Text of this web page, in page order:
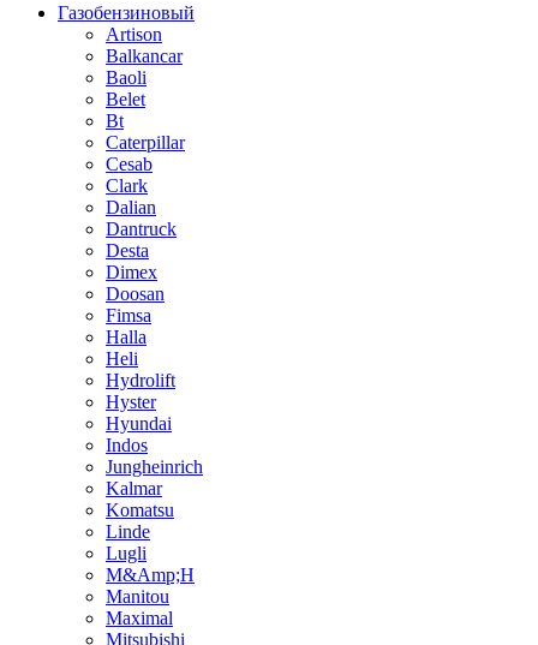
Газобензиновый
Artison
Balkancar
Baoli
Belet
Bt
Caterpillar
Cesab
Clark
Dalian
Dantruck
Desta
Dimex
Doosan
Fimsa
Halla
Heli
Hydrolift
Hyster
Hyundai
Indos
Jungheinrich
Kalmar
Komatsu
Linde
Lugli
M&Amp;H
Manitou
Maximal
Mitsubishi